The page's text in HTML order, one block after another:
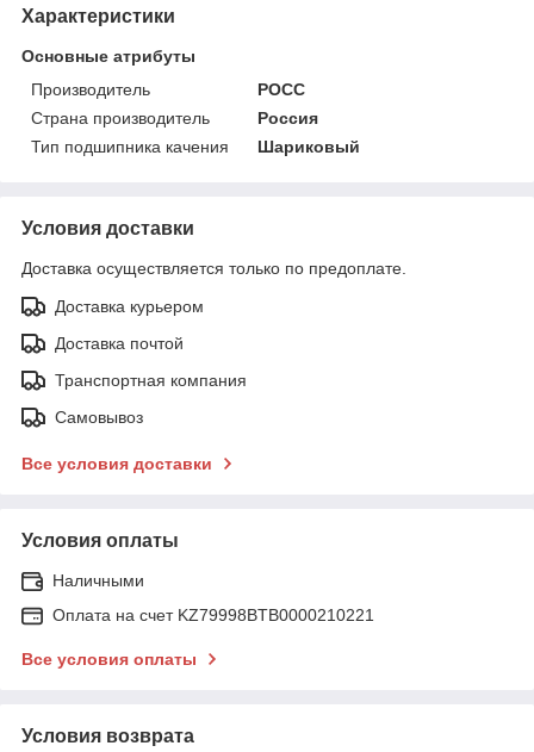
Характеристики
Основные атрибуты
Производитель
РОСС
Страна производитель
Россия
Тип подшипника качения
Шариковый
Условия доставки
Доставка осуществляется только по предоплате.
Доставка курьером
Доставка почтой
Транспортная компания
Самовывоз
Все условия доставки
Условия оплаты
Наличными
Оплата на счет KZ79998BTB0000210221
Все условия оплаты
Условия возврата